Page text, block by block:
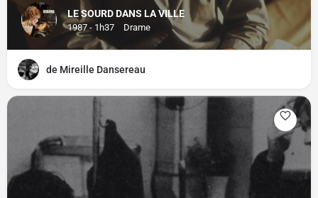
LE SOURD DANS LA VILLE
1987 - 1h37 Drame
de Mireille Dansereau